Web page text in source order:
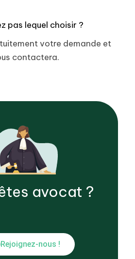
pas lequel choisir ?
votre demande et
contactera.
avocat ?
Rejoignez-nous !